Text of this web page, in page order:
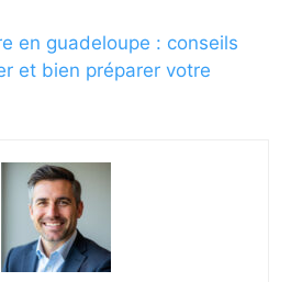
en guadeloupe : conseils
et bien préparer votre